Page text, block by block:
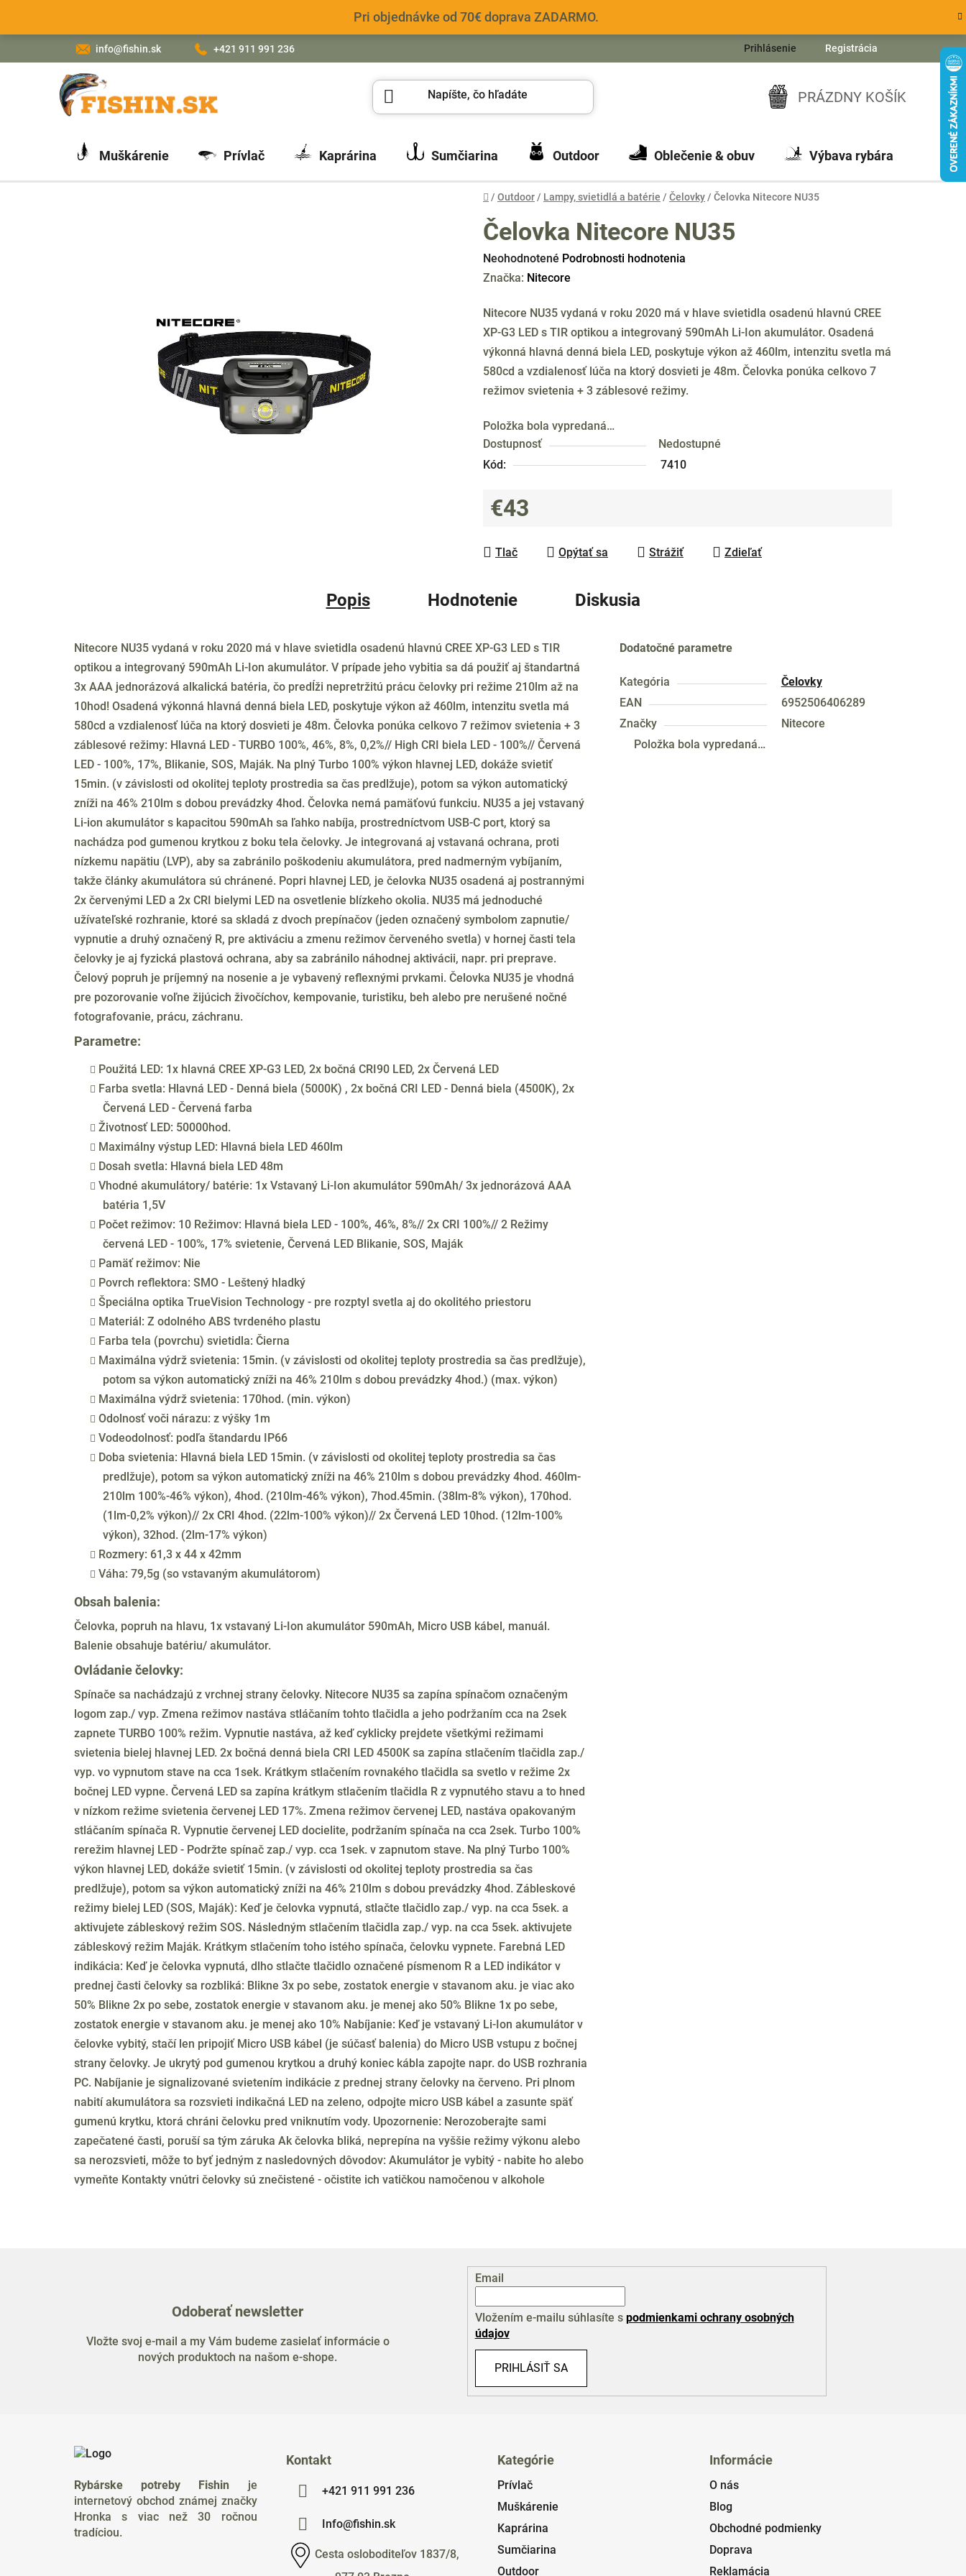
obsah
Pri objednávke od 70€ doprava ZADARMO.
info@fishin.sk +421 911 991 236 Prihlásenie Registrácia
NÁKUPNÝ
KOŠÍK
PRÁZDNY KOŠÍK
Muškárenie Prívlač Kaprárina Sumčiarina Outdoor Oblečenie & obuv Výbava rybára
Domov
/ Outdoor / Lampy, svietidlá a batérie / Čelovky / Čelovka Nitecore NU35
Čelovka Nitecore NU35
Priemerné
hodnotenie
je
0,0
z
5
hviezdičiek.
Neohodnotené Podrobnosti hodnotenia
Značka: Nitecore
Nitecore NU35 vydaná v roku 2020 má v hlave svietidla osadenú hlavnú CREE
XP-G3 LED s TIR optikou a integrovaný 590mAh Li-Ion akumulátor. Osadená
výkonná hlavná denná biela LED, poskytuje výkon až 460lm, intenzitu svetla má
580cd a vzdialenosť lúča na ktorý dosvieti je 48m. Čelovka ponúka celkovo 7
režimov svietenia + 3 záblesové režimy.
Položka bola vypredaná…
Dostupnosť
Nedostupné
Kód:
7410
€43
Tlač
Opýtať sa Strážiť Zdieľať
Popis Hodnotenie Diskusia
Nitecore NU35 vydaná v roku 2020 má v hlave svietidla osadenú hlavnú CREE XP-G3 LED s TIR
optikou a integrovaný 590mAh Li-Ion akumulátor. V prípade jeho vybitia sa dá použiť aj štandartná
3x AAA jednorázová alkalická batéria, čo predĺži nepretržitú prácu čelovky pri režime 210lm až na
10hod! Osadená výkonná hlavná denná biela LED, poskytuje výkon až 460lm, intenzitu svetla má
580cd a vzdialenosť lúča na ktorý dosvieti je 48m. Čelovka ponúka celkovo 7 režimov svietenia + 3
záblesové režimy: Hlavná LED - TURBO 100%, 46%, 8%, 0,2%// High CRI biela LED - 100%// Červená
LED - 100%, 17%, Blikanie, SOS, Maják. Na plný Turbo 100% výkon hlavnej LED, dokáže svietiť
15min. (v závislosti od okolitej teploty prostredia sa čas predlžuje), potom sa výkon automatický
zníži na 46% 210lm s dobou prevádzky 4hod. Čelovka nemá pamäťovú funkciu. NU35 a jej vstavaný
Li-ion akumulátor s kapacitou 590mAh sa ľahko nabíja, prostredníctvom USB-C port, ktorý sa
nachádza pod gumenou krytkou z boku tela čelovky. Je integrovaná aj vstavaná ochrana, proti
nízkemu napätiu (LVP), aby sa zabránilo poškodeniu akumulátora, pred nadmerným vybíjaním,
takže články akumulátora sú chránené. Popri hlavnej LED, je čelovka NU35 osadená aj postrannými
2x červenými LED a 2x CRI bielymi LED na osvetlenie blízkeho okolia. NU35 má jednoduché
užívateľské rozhranie, ktoré sa skladá z dvoch prepínačov (jeden označený symbolom zapnutie/
vypnutie a druhý označený R, pre aktiváciu a zmenu režimov červeného svetla) v hornej časti tela
čelovky je aj fyzická plastová ochrana, aby sa zabránilo náhodnej aktivácii, napr. pri preprave.
Čelový popruh je príjemný na nosenie a je vybavený reflexnými prvkami. Čelovka NU35 je vhodná
pre pozorovanie voľne žijúcich živočíchov, kempovanie, turistiku, beh alebo pre nerušené nočné
fotografovanie, prácu, záchranu.
Parametre:
Použitá LED: 1x hlavná CREE XP-G3 LED, 2x bočná CRI90 LED, 2x Červená LED
Farba svetla: Hlavná LED - Denná biela (5000K) , 2x bočná CRI LED - Denná biela (4500K), 2x
Červená LED - Červená farba
Životnosť LED: 50000hod.
Maximálny výstup LED: Hlavná biela LED 460lm
Dosah svetla: Hlavná biela LED 48m
Vhodné akumulátory/ batérie: 1x Vstavaný Li-Ion akumulátor 590mAh/ 3x jednorázová AAA
batéria 1,5V
Počet režimov: 10 Režimov: Hlavná biela LED - 100%, 46%, 8%// 2x CRI 100%// 2 Režimy
červená LED - 100%, 17% svietenie, Červená LED Blikanie, SOS, Maják
Pamäť režimov: Nie
Povrch reflektora: SMO - Leštený hladký
Špeciálna optika TrueVision Technology - pre rozptyl svetla aj do okolitého priestoru
Materiál: Z odolného ABS tvrdeného plastu
Farba tela (povrchu) svietidla: Čierna
Maximálna výdrž svietenia: 15min. (v závislosti od okolitej teploty prostredia sa čas predlžuje),
potom sa výkon automatický zníži na 46% 210lm s dobou prevádzky 4hod.) (max. výkon)
Maximálna výdrž svietenia: 170hod. (min. výkon)
Odolnosť voči nárazu: z výšky 1m
Vodeodolnosť: podľa štandardu IP66
Doba svietenia: Hlavná biela LED 15min. (v závislosti od okolitej teploty prostredia sa čas
predlžuje), potom sa výkon automatický zníži na 46% 210lm s dobou prevádzky 4hod. 460lm-
210lm 100%-46% výkon), 4hod. (210lm-46% výkon), 7hod.45min. (38lm-8% výkon), 170hod.
(1lm-0,2% výkon)// 2x CRI 4hod. (22lm-100% výkon)// 2x Červená LED 10hod. (12lm-100%
výkon), 32hod. (2lm-17% výkon)
Rozmery: 61,3 x 44 x 42mm
Váha: 79,5g (so vstavaným akumulátorom)
Obsah balenia:
Čelovka, popruh na hlavu, 1x vstavaný Li-Ion akumulátor 590mAh, Micro USB kábel, manuál.
Balenie obsahuje batériu/ akumulátor.
Ovládanie čelovky:
Spínače sa nachádzajú z vrchnej strany čelovky. Nitecore NU35 sa zapína spínačom označeným
logom zap./ vyp. Zmena režimov nastáva stláčaním tohto tlačidla a jeho podržaním cca na 2sek
zapnete TURBO 100% režim. Vypnutie nastáva, až keď cyklicky prejdete všetkými režimami
svietenia bielej hlavnej LED. 2x bočná denná biela CRI LED 4500K sa zapína stlačením tlačidla zap./
vyp. vo vypnutom stave na cca 1sek. Krátkym stlačením rovnakého tlačidla sa svetlo v režime 2x
bočnej LED vypne. Červená LED sa zapína krátkym stlačením tlačidla R z vypnutého stavu a to hned
v nízkom režime svietenia červenej LED 17%. Zmena režimov červenej LED, nastáva opakovaným
stláčaním spínača R. Vypnutie červenej LED docielite, podržaním spínača na cca 2sek. Turbo 100%
rerežim hlavnej LED - Podržte spínač zap./ vyp. cca 1sek. v zapnutom stave. Na plný Turbo 100%
výkon hlavnej LED, dokáže svietiť 15min. (v závislosti od okolitej teploty prostredia sa čas
predlžuje), potom sa výkon automatický zníži na 46% 210lm s dobou prevádzky 4hod. Zábleskové
režimy bielej LED (SOS, Maják): Keď je čelovka vypnutá, stlačte tlačidlo zap./ vyp. na cca 5sek. a
aktivujete zábleskový režim SOS. Následným stlačením tlačidla zap./ vyp. na cca 5sek. aktivujete
zábleskový režim Maják. Krátkym stlačením toho istého spínača, čelovku vypnete. Farebná LED
indikácia: Keď je čelovka vypnutá, dlho stlačte tlačidlo označené písmenom R a LED indikátor v
prednej časti čelovky sa rozbliká: Blikne 3x po sebe, zostatok energie v stavanom aku. je viac ako
50% Blikne 2x po sebe, zostatok energie v stavanom aku. je menej ako 50% Blikne 1x po sebe,
zostatok energie v stavanom aku. je menej ako 10% Nabíjanie: Keď je vstavaný Li-Ion akumulátor v
čelovke vybitý, stačí len pripojiť Micro USB kábel (je súčasť balenia) do Micro USB vstupu z bočnej
strany čelovky. Je ukrytý pod gumenou krytkou a druhý koniec kábla zapojte napr. do USB rozhrania
PC. Nabíjanie je signalizované svietením indikácie z prednej strany čelovky na červeno. Pri plnom
nabití akumulátora sa rozsvieti indikačná LED na zeleno, odpojte micro USB kábel a zasunte späť
gumenú krytku, ktorá chráni čelovku pred vniknutím vody. Upozornenie: Nerozoberajte sami
zapečatené časti, poruší sa tým záruka Ak čelovka bliká, neprepína na vyššie režimy výkonu alebo
sa nerozsvieti, môže to byť jedným z nasledovných dôvodov: Akumulátor je vybitý - nabite ho alebo
vymeňte Kontakty vnútri čelovky sú znečistené - očistite ich vatičkou namočenou v alkohole
Dodatočné parametre
Kategória
Čelovky
EAN
6952506406289
Značky
Nitecore
Položka bola vypredaná…
Odoberať newsletter
Vložte svoj e-mail a my Vám budeme zasielať informácie o
nových produktoch na našom e-shope.
Email
Vložením e-mailu súhlasíte s podmienkami ochrany osobných
údajov
PRIHLÁSIŤ SA
Rybárske potreby Fishin je
internetový obchod známej značky
Hronka s viac než 30 ročnou
tradíciou.
Kontakt
+421 911 991 236
Info@fishin.sk
Cesta osloboditeľov 1837/8,
Kategórie
Prívlač
Muškárenie
Kaprárina
Sumčiarina
Outdoor
Informácie
O nás
Blog
Obchodné podmienky
Doprava
Reklamácia